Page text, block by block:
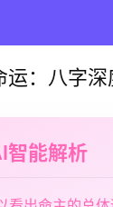
运：八字深
智能解析